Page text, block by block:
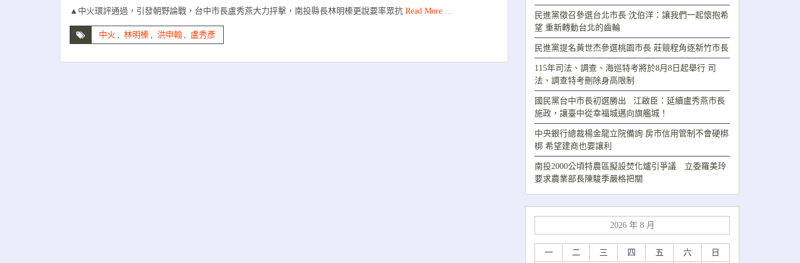
▲中火環評通過，引發朝野論戰，台中市長盧秀燕大力抨擊，南投縣長林明榛更說要率眾抗 Read More …
中火 , 林明榛 , 洪申翰 , 盧秀彥
民進黨徵召參選台北市長 沈伯洋：讓我們一起懷抱希
望 重新轉動台北的齒輪
民進黨提名黃世杰參選桃園市長 莊競程角逐新竹市長
115年司法、調查、海巡特考將於8月8日起舉行 司
法、調查特考刪除身高限制
國民黨台中市長初選勝出 江啟臣：延續盧秀燕市長
施政，讓臺中從幸福城邁向旗艦城！
中央銀行總裁楊金龍立院備詢 房市信用管制不會硬梆
梆 希望建商也要讓利
南投2000公頃特農區擬設焚化爐引爭議 立委羅美玲
要求農業部長陳駿季嚴格把關
2026 年 8 月
一 二 三 四 五 六 日